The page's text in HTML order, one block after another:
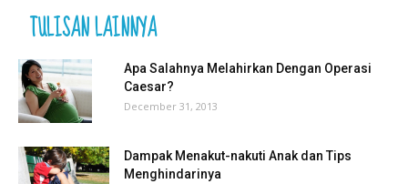
TULISAN LAINNYA
Apa Salahnya Melahirkan Dengan Operasi
Caesar?
December 31, 2013
Dampak Menakut-nakuti Anak dan Tips
Menghindarinya